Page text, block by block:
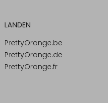
LANDEN
PrettyOrange.be
PrettyOrange.de
PrettyOrange.fr